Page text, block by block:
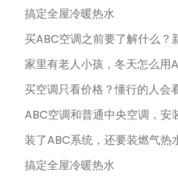
搞定全屋冷暖热水
买ABC空调之前要了解什么？
家里有老人小孩，冬天怎么用
买空调只看价格？懂行的人会
ABC空调和普通中央空调，安
装了ABC系统，还要装燃气热
搞定全屋冷暖热水